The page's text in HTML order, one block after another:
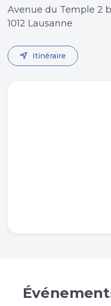
Avenue du Temple 2
1012 Lausanne
Itinéraire